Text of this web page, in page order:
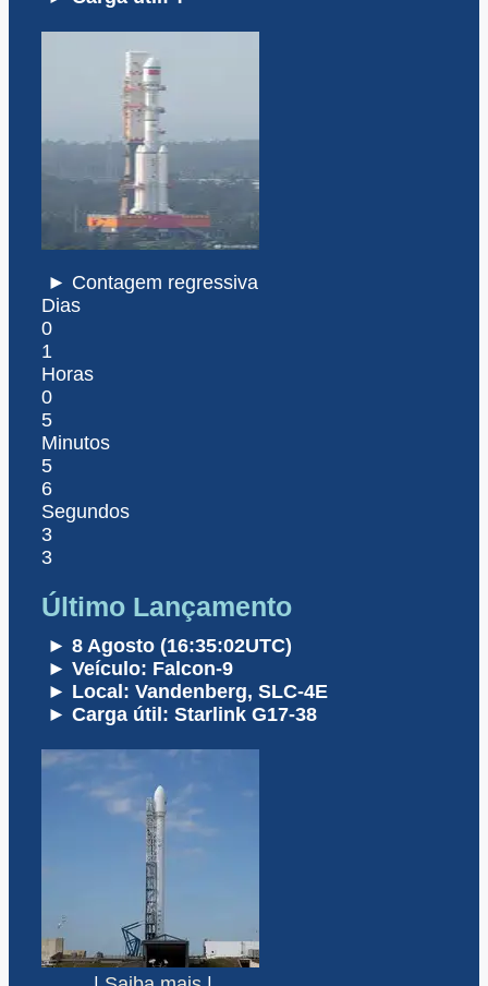
► Contagem regressiva
Dias
0
1
Horas
0
5
Minutos
5
6
Segundos
3
3
Último Lançamento
► 8 Agosto (16:35:02UTC)
► Veículo: Falcon-9
► Local: Vandenberg, SLC-4E
► Carga útil: Starlink G17-38